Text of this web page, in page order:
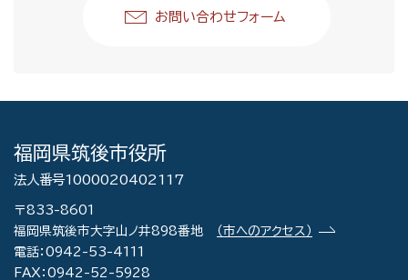
お問い合わせフォーム
福岡県筑後市役所
法人番号1000020402117
〒833-8601
福岡県筑後市大字山ノ井898番地
（市へのアクセス）
電話：0942-53-4111
FAX：0942-52-5928